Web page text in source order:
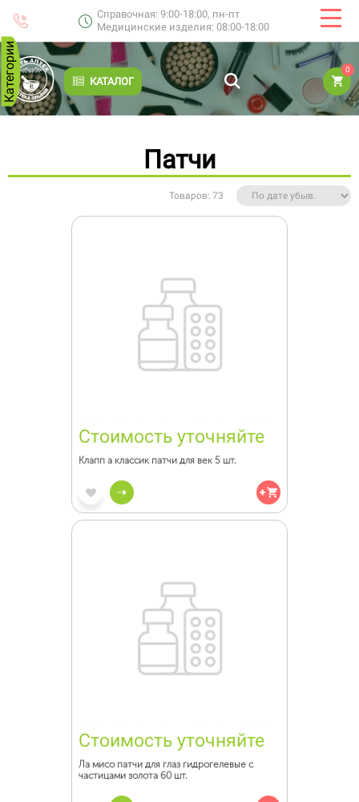
Справочная: 9:00-18:00, пн-пт
Медицинские изделия: 08:00-18:00
КАТАЛОГ
0
Категории
Патчи
Товаров: 73
Стоимость уточняйте
Клапп а классик патчи для век 5 шт.
Стоимость уточняйте
Ла мисо патчи для глаз гидрогелевые с
частицами золота 60 шт.